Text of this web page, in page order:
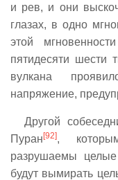
и рев, и они
глазах, в одно
этой
пятидесяти шести
вулкана
напряжение,
Другой
Пуран [92],
разрушаемы целые
будут вымирать